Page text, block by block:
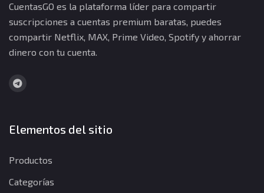
CuentasGO es la plataforma líder para compartir
suscripciones a cuentas premium baratas, puedes
compartir Netflix, MAX, Prime Video, Spotify y ahorrar
dinero con tu cuenta.
Elementos del sitio
Productos
Categorías